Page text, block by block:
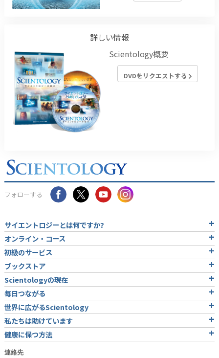
詳しい情報
Scientology概要
DVDをリクエストする
フォローする
サイエントロジーとは何ですか?
オンライン・コース
初級のサービス
ブックストア
Scientologyの現在
毎日つながる
世界に広がるScientology
私たちは助けています
健康に保つ方法
連絡先